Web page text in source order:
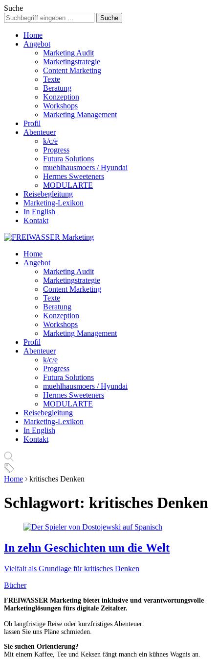
Suche
Home
Angebot
Marketing Audit
Marketingstrategie
Content Marketing
Texte
Beratung
Konzeption
Workshops
Marketing Management
Profil
Abenteuer
k/c/e
Progress
Futura Solutions
muehlhausmoers / Hyundai
Hermes Sweeteners
MODULARTE
Reisebegleitung
Marketing-Lexikon
In English
Kontakt
Home
Angebot
Marketing Audit
Marketingstrategie
Content Marketing
Texte
Beratung
Konzeption
Workshops
Marketing Management
Profil
Abenteuer
k/c/e
Progress
Futura Solutions
muehlhausmoers / Hyundai
Hermes Sweeteners
MODULARTE
Reisebegleitung
Marketing-Lexikon
In English
Kontakt
Home kritisches Denken
Schlagwort: kritisches Denken
In zehn Geschichten um die Welt
Vielfalt als Grundlage für kritisches Denken
Bücher
FREIWASSER Marketing bietet inklusive und verantwortungsvolle
Marketinglösungen fürs digitale Zeitalter.
Ob langfristige Reise oder kurzfristiges Abenteuer:
lassen Sie uns Pläne schmieden.
Sie suchen Orientierung?
Mit einem Kaffee, Tee und Keksen fängt manch ein kühnes Wagnis an.